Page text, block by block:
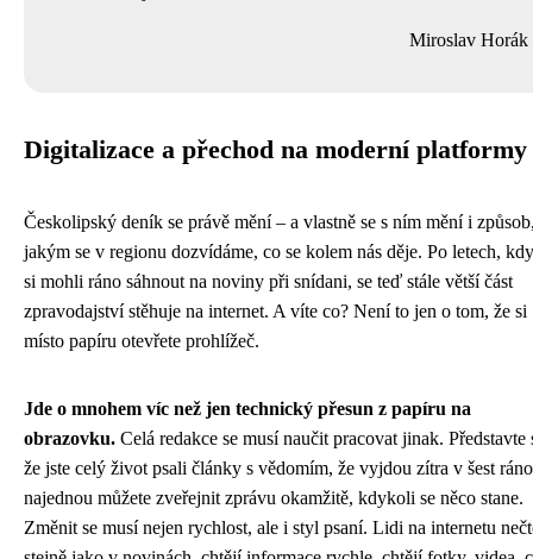
Miroslav Horák
Digitalizace a přechod na moderní platformy
Českolipský deník se právě mění – a vlastně se s ním mění i
jakým se v regionu dozvídáme, co se kolem nás děje. Po letech,
si mohli ráno sáhnout na noviny při snídani, se teď stále větší část
zpravodajství stěhuje na internet. A víte co? Není to jen o tom, že si
místo papíru otevřete prohlížeč.
Jde o mnohem víc než jen technický přesun z papíru na
obrazovku. Celá redakce se musí naučit pracovat jinak. Představte
že jste celý život psali články s vědomím, že vyjdou zítra v šest
najednou můžete zveřejnit zprávu okamžitě, kdykoli se něco stane.
Změnit se musí nejen rychlost, ale i styl psaní. Lidi na internetu